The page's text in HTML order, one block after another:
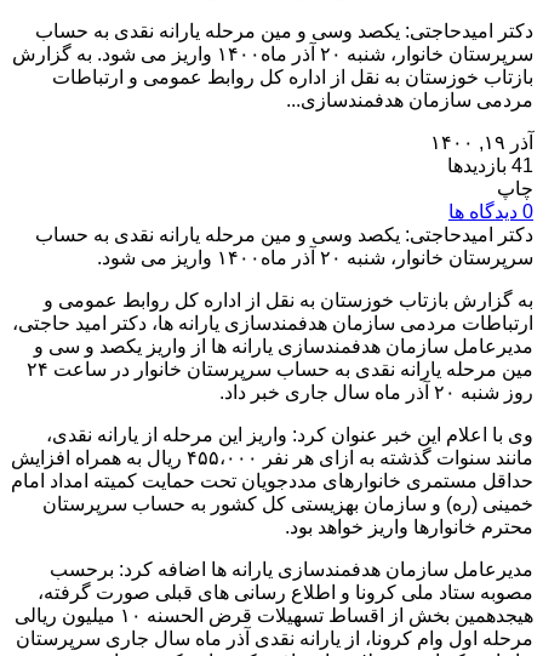
دکتر امیدحاجتی: یکصد وسی و مین مرحله یارانه نقدی به حساب
سرپرستان خانوار، شنبه ۲۰ آذر ماه۱۴۰۰ واریز می شود. به گزارش
بازتاب خوزستان به نقل از اداره کل روابط عمومی و ارتباطات
مردمی سازمان هدفمندسازی...
آذر ۱۹, ۱۴۰۰
41 بازدیدها
چاپ
0 دیدگاه ها
دکتر امیدحاجتی: یکصد وسی و مین مرحله یارانه نقدی به حساب
سرپرستان خانوار، شنبه ۲۰ آذر ماه۱۴۰۰ واریز می شود.
به گزارش بازتاب خوزستان به نقل از اداره کل روابط عمومی و
ارتباطات مردمی سازمان هدفمندسازی یارانه ها، دکتر امید حاجتی،
مدیرعامل سازمان هدفمندسازی یارانه ها از واریز یکصد و سی و
مین مرحله یارانه نقدی به حساب سرپرستان خانوار در ساعت ۲۴
روز شنبه ۲۰ آذر ماه سال جاری خبر داد.
وی با اعلام این خبر عنوان کرد: واریز این مرحله از یارانه نقدی،
مانند سنوات گذشته به ازای هر نفر ۴۵۵،۰۰۰ ریال به همراه افزایش
حداقل مستمری خانوارهای مددجویان تحت حمایت کمیته امداد امام
خمینی (ره) و سازمان بهزیستی کل کشور به حساب سرپرستان
محترم خانوارها واریز خواهد بود.
مدیرعامل سازمان هدفمندسازی یارانه ها اضافه کرد: برحسب
مصوبه ستاد ملی کرونا و اطلاع رسانی های قبلی صورت گرفته،
هیجدهمین بخش از اقساط تسهیلات قرض الحسنه ۱۰ میلیون ریالی
مرحله اول وام کرونا، از یارانه نقدی آذر ماه سال جاری سرپرستان